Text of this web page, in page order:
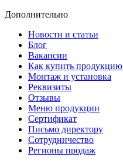
Дополнительно
Новости и статьи
Блог
Вакансии
Как купить продукцию
Монтаж и установка
Реквизиты
Отзывы
Меню продукции
Сертификат
Письмо директору
Сотрудничество
Регионы продаж